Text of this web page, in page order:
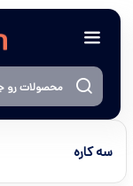
سه کاره